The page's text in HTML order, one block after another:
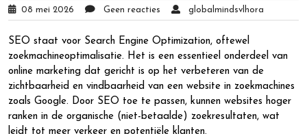
08 mei 2026 Geen reacties globalmindsvlhora
SEO staat voor Search Engine Optimization, oftewel
zoekmachineoptimalisatie. Het is een essentieel onderdeel van
online marketing dat gericht is op het verbeteren van de
zichtbaarheid en vindbaarheid van een website in zoekmachines
zoals Google. Door SEO toe te passen, kunnen websites hoger
ranken in de organische (niet-betaalde) zoekresultaten, wat
leidt tot meer verkeer en potentiële klanten.